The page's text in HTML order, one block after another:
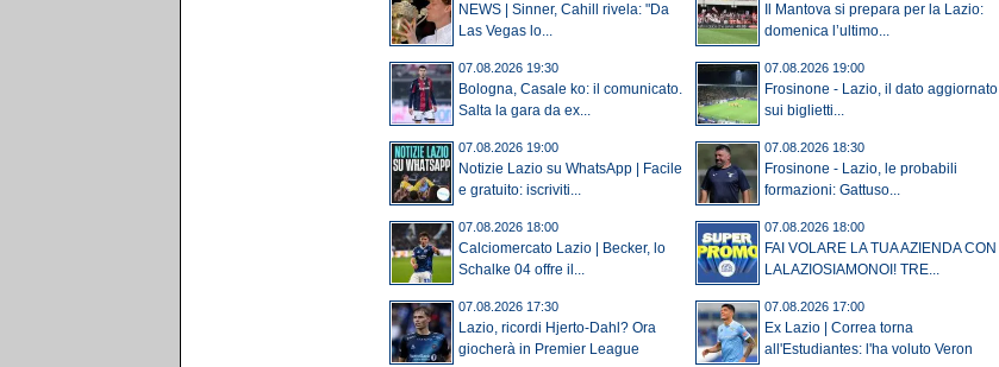
NEWS | Sinner, Cahill rivela: "Da
Las Vegas lo...
Il Mantova si prepara per la Lazio:
domenica l’ultimo...
07.08.2026 19:30
Bologna, Casale ko: il comunicato.
Salta la gara da ex...
07.08.2026 19:00
Frosinone - Lazio, il dato aggiornato
sui biglietti...
07.08.2026 19:00
Notizie Lazio su WhatsApp | Facile
e gratuito: iscriviti...
07.08.2026 18:30
Frosinone - Lazio, le probabili
formazioni: Gattuso...
07.08.2026 18:00
Calciomercato Lazio | Becker, lo
Schalke 04 offre il...
07.08.2026 18:00
FAI VOLARE LA TUA AZIENDA CON
LALAZIOSIAMONOI! TRE...
07.08.2026 17:30
Lazio, ricordi Hjerto-Dahl? Ora
giocherà in Premier League
07.08.2026 17:00
Ex Lazio | Correa torna
all'Estudiantes: l'ha voluto Veron